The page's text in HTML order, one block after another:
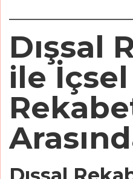
Dışsal
ile İçsel